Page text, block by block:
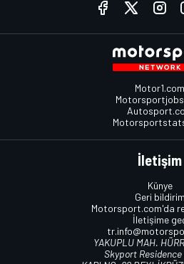
Motor1.com
İletişim
Künye
Geri bildirim
Motorsport.com'da
İletişime
YAKUPLU MAH.
Skyport Residence